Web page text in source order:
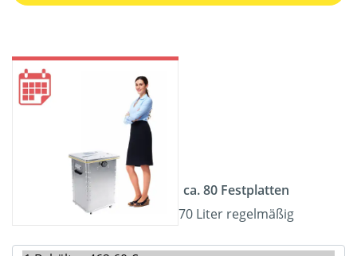
ca. 80 Festplatten
70 Liter regelmäßig